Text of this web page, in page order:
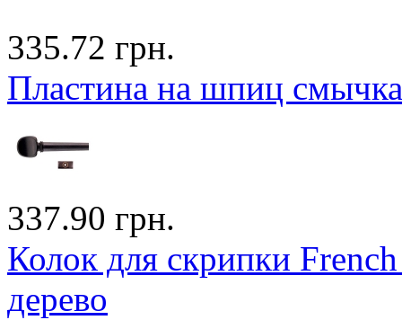
335.72 грн.
Пластина на шпиц
337.90 грн.
Колок для скрипки
дерево